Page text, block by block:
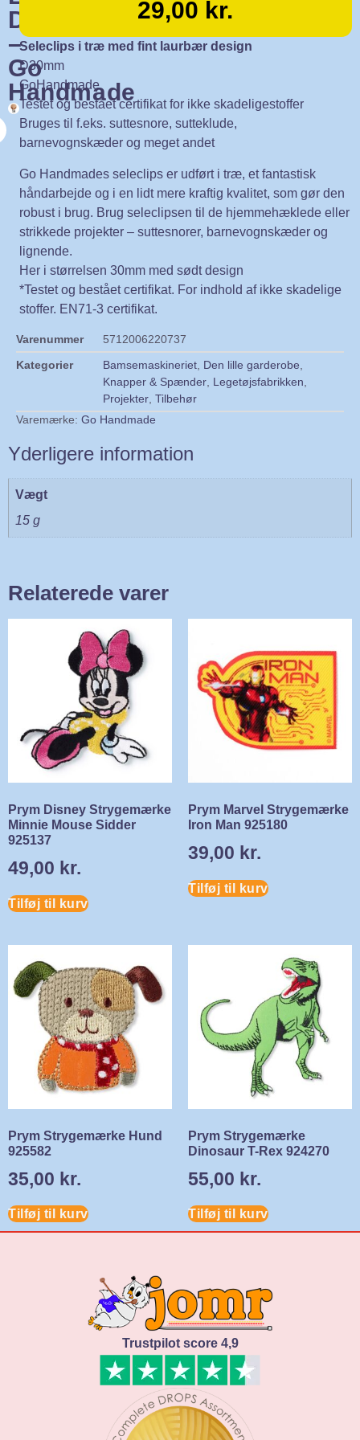
D30mm
–
Go
Handmade
29,00 kr.
Seleclips i træ med fint laurbær design
D30mm
GoHandmade
Testet og bestået certifikat for ikke skadeligestoffer
Bruges til f.eks. suttesnore, sutteklude,
barnevognskæder og meget andet
Go Handmades seleclips er udført i træ, et fantastisk
håndarbejde og i en lidt mere kraftig kvalitet, som gør den
robust i brug. Brug seleclipsen til de hjemmehæklede eller
strikkede projekter – suttesnorer, barnevognskæder og
lignende.
Her i størrelsen 30mm med sødt design
*Testet og bestået certifikat. For indhold af ikke skadelige
stoffer. EN71-3 certifikat.
Varenummer
5712006220737
Kategorier
Bamsemaskineriet Den lille garderobe
Knapper & Spænder Legetøjsfabrikken
Projekter Tilbehør
Varemærke: Go Handmade
Yderligere information
Vægt
15 g
Relaterede varer
Prym Disney Strygemærke
Minnie Mouse Sidder
925137
49,00 kr.
Tilføj til kurv
Prym Marvel Strygemærke
Iron Man 925180
39,00 kr.
Tilføj til kurv
Prym Strygemærke Hund
925582
35,00 kr.
Tilføj til kurv
Prym Strygemærke
Dinosaur T-Rex 924270
55,00 kr.
Tilføj til kurv
Trustpilot score 4,9